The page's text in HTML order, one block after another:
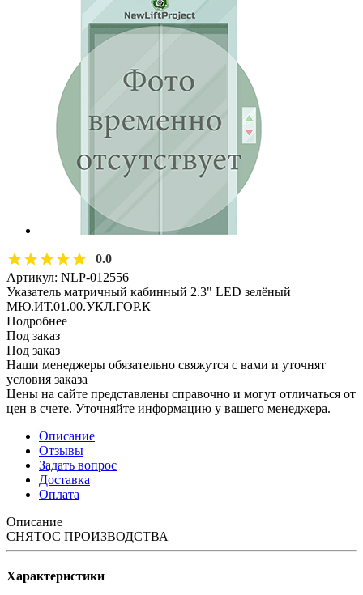
0.0
Артикул: NLP-012556
Указатель матричный кабинный 2.3" LED зелёный
МЮ.ИТ.01.00.УКЛ.ГОР.К
Подробнее
Под заказ
Под заказ
Наши менеджеры обязательно свяжутся с вами и уточнят
условия заказа
Цены на сайте представлены справочно и могут отличаться от
цен в счете. Уточняйте информацию у вашего менеджера.
Описание
Отзывы
Задать вопрос
Доставка
Оплата
Описание
СНЯТОС ПРОИЗВОДСТВА
Характеристики